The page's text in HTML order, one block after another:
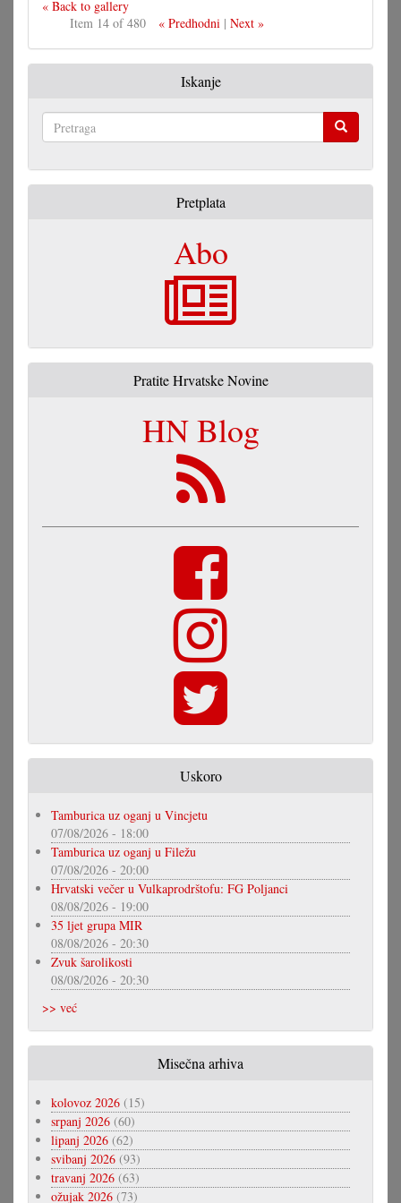
« Back to gallery
Item 14 of 480
« Predhodni| Next »
Iskanje
Pretplata
Abo
Pratite Hrvatske Novine
HN Blog
Uskoro
Tamburica uz oganj u Vincjetu
07/08/2026 - 18:00
Tamburica uz oganj u Filežu
07/08/2026 - 20:00
Hrvatski večer u Vulkaprodrštofu: FG Poljanci
08/08/2026 - 19:00
35 ljet grupa MIR
08/08/2026 - 20:30
Zvuk šarolikosti
08/08/2026 - 20:30
>> već
Misečna arhiva
kolovoz 2026 (15)
srpanj 2026 (60)
lipanj 2026 (62)
svibanj 2026 (93)
travanj 2026 (63)
ožujak 2026 (73)